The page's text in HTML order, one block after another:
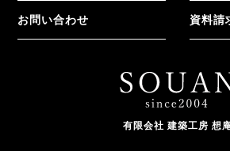
お問い合わせ 資料請
有限会社 建築工房 想